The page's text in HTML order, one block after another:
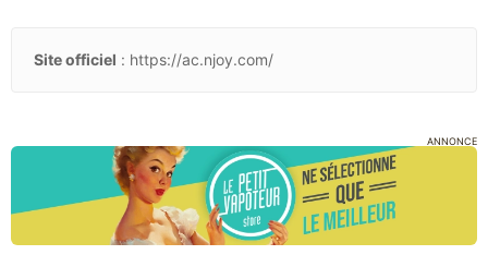
Site officiel : https://ac.njoy.com/
ANNONCE